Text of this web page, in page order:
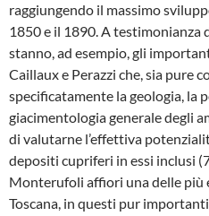
raggiungendo il massimo
1850 e il 1890. A testimonianza
stanno, ad esempio, gli
Caillaux e Perazzi che, sia pu­re
specifica­tamente la geologia, la
giacimentologia generale degli
di valutarne l’effettiva
depositi cupriferi in essi inclusi
Monterufoli affiori una delle più
Toscana, in questi pur